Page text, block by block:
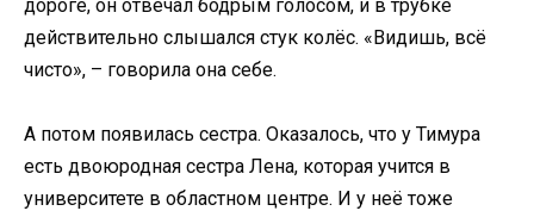
дороге, он отвечал бодрым голосом, и в трубке
действительно слышался стук колёс. «Видишь, всё
чисто», – говорила она себе.
А потом появилась сестра. Оказалось, что у Тимура
есть двоюродная сестра Лена, которая учится в
университете в областном центре. И у неё тоже